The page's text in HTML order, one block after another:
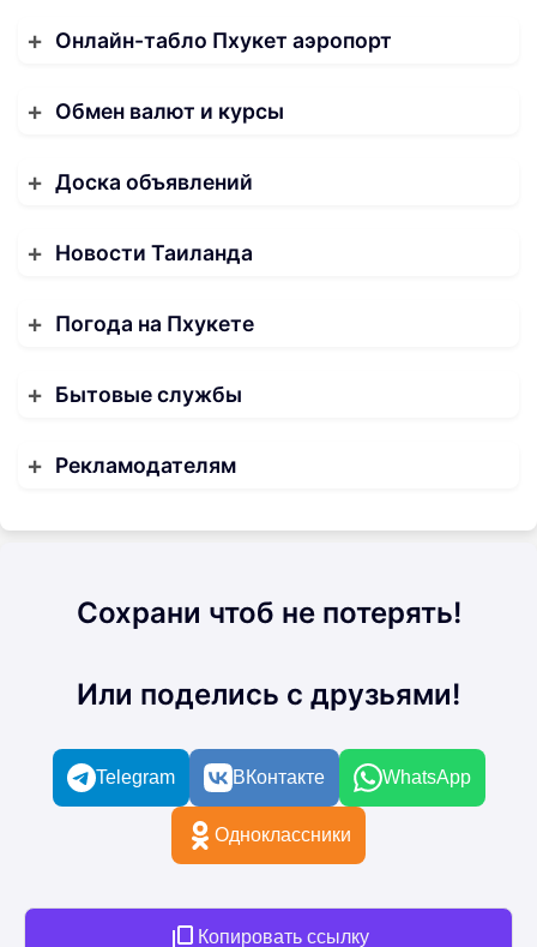
Онлайн-табло Пхукет аэропорт
Обмен валют и курсы
Доска объявлений
Новости Таиланда
Погода на Пхукете
Бытовые службы
Рекламодателям
Сохрани чтоб не потерять!
Или поделись с друзьями!
Telegram ВКонтакте WhatsApp
Одноклассники
Копировать ссылку